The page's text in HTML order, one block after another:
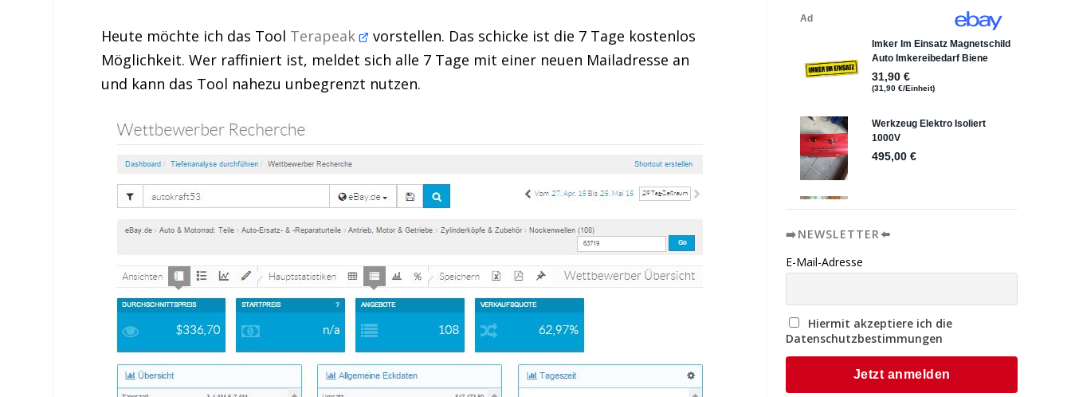
Heute möchte ich das Tool Terapeak
vorstellen. Das schicke ist die 7 Tage kostenlos
Möglichkeit. Wer raffiniert ist, meldet sich alle 7 Tage mit einer neuen Mailadresse an
und kann das Tool nahezu unbegrenzt nutzen.
➡️NEWSLETTER⬅️
E-Mail-Adresse
Hiermit akzeptiere ich die
Datenschutzbestimmungen